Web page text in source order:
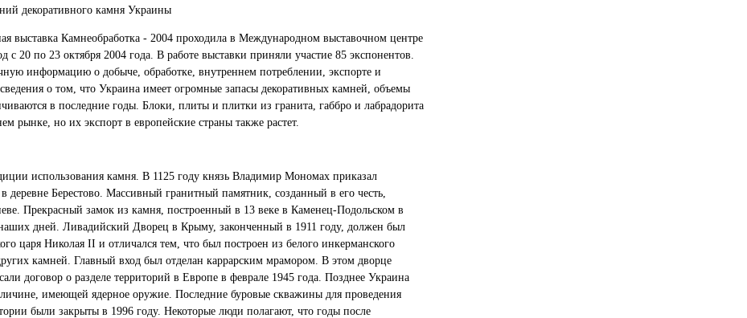
декоративного камня Украины
выставка Камнеобработка - 2004 проходила в Международном выставочном центре
20 по 23 октября 2004 года. В работе выставки приняли участие 85 экспонентов.
информацию о добыче, обработке, внутреннем потреблении, экспорте и
о том, что Украина имеет огромные запасы декоративных камней, объемы
в последние годы. Блоки, плиты и плитки из гранита, габбро и лабрадорита
рынке, но их экспорт в европейские страны также растет.
использования камня. В 1125 году князь Владимир Мономах приказал
деревне Берестово. Массивный гранитный памятник, созданный в его честь,
Прекрасный замок из камня, построенный в 13 веке в Каменец-Подольском в
дней. Ливадийский Дворец в Крыму, законченный в 1911 году, должен был
царя Николая II и отличался тем, что был построен из белого инкерманского
камней. Главный вход был отделан каррарским мрамором. В этом дворце
договор о разделе территорий в Европе в феврале 1945 года. Позднее Украина
имеющей ядерное оружие. Последние буровые скважины для проведения
были закрыты в 1996 году. Некоторые люди полагают, что годы после